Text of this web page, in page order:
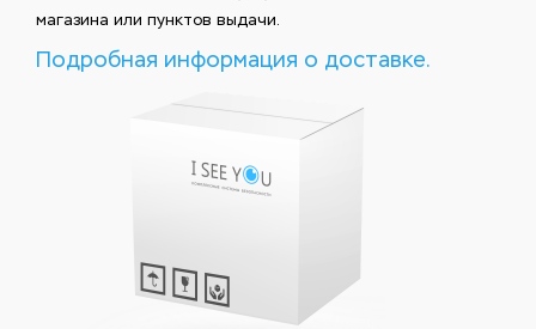
магазина или пунктов выдачи.
Подробная информация о доставке.